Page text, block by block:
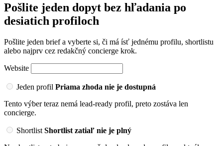
Pošlite jeden dopyt bez hľadania po
desiatich profiloch
Pošlite jeden brief a vyberte si, či má ísť jednému profilu, shortlistu
alebo najprv cez redakčný concierge krok.
Website
Jeden profil Priama zhoda nie je dostupná
Tento výber teraz nemá lead-ready profil, preto zostáva len
concierge.
Shortlist Shortlist zatiaľ nie je plný